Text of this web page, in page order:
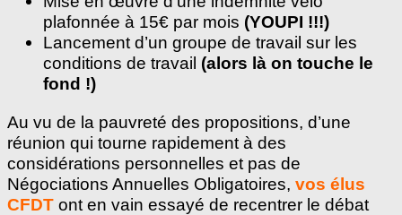
plafonnée à 15€ par mois (YOUPI !!!)
Lancement d’un groupe de travail sur les
conditions de travail (alors là on touche le
fond !)
Au vu de la pauvreté des propositions, d’une
réunion qui tourne rapidement à des
considérations personnelles et pas de
Négociations Annuelles Obligatoires, vos élus
CFDT ont en vain essayé de recentrer le débat